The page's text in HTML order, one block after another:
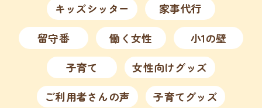
キッズシッター
家事代行
留守番
働く女性
小1の壁
子育て
女性向けグッズ
ご利用者さんの声
子育てグッズ